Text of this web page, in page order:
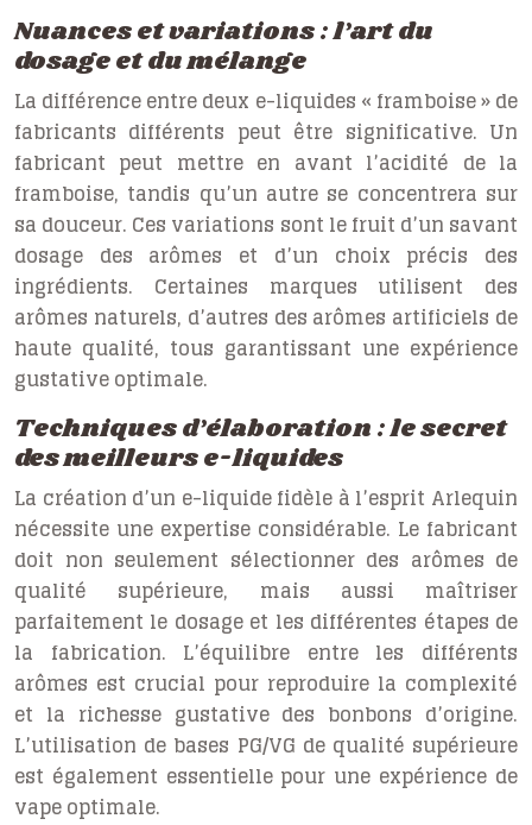
Nuances et variations : l’art du
dosage et du mélange
La différence entre deux e-liquides « framboise » de
fabricants différents peut être significative. Un
fabricant peut mettre en avant l’acidité de la
framboise, tandis qu’un autre se concentrera sur
sa douceur. Ces variations sont le fruit d’un savant
dosage des arômes et d’un choix précis des
ingrédients. Certaines marques utilisent des
arômes naturels, d’autres des arômes artificiels de
haute qualité, tous garantissant une expérience
gustative optimale.
Techniques d’élaboration : le secret
des meilleurs e-liquides
La création d’un e-liquide fidèle à l’esprit Arlequin
nécessite une expertise considérable. Le fabricant
doit non seulement sélectionner des arômes de
qualité supérieure, mais aussi maîtriser
parfaitement le dosage et les différentes étapes de
la fabrication. L’équilibre entre les différents
arômes est crucial pour reproduire la complexité
et la richesse gustative des bonbons d’origine.
L’utilisation de bases PG/VG de qualité supérieure
est également essentielle pour une expérience de
vape optimale.